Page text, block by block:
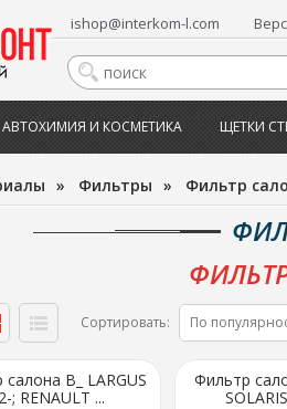
ishop@interkom-l.com
АВТОХИМИЯ И КОСМЕТИКА ЩЕТКИ
» Фильтры » Фильтр
Сортировать:
В_ LARGUS
; RENAULT ...
Фильтр